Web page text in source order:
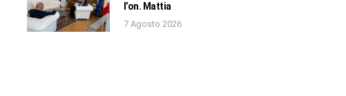
l’on. Mattia
7 Agosto 2026